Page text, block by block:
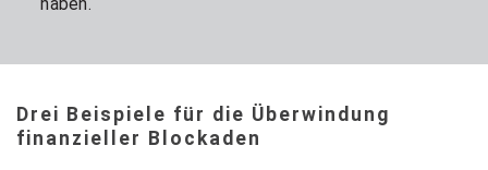
Drei Beispiele für die Überwindung
finanzieller Blockaden